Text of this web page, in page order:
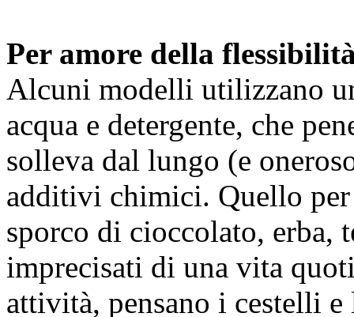
Per amore della
Alcuni modelli utilizzano
acqua e detergente, che
solleva dal lungo (e
additivi chimici. Quello
sporco di cioccolato, erba,
imprecisati di una vita
attività, pensano i cestelli